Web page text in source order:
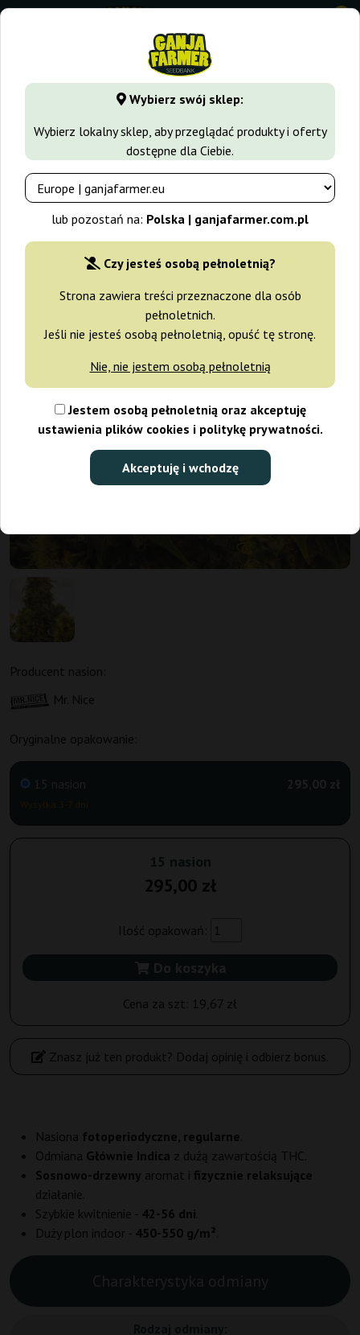
⭐ -40% Odmiany szybko rosnące ⭐
⏰ 2 dni 06:48:08
Wybierz swój sklep:
Wybierz lokalny sklep, aby przeglądać produkty i oferty
dostępne dla Ciebie.
lub pozostań na: Polska | ganjafarmer.com.pl
Czy jesteś osobą pełnoletnią?
Strona zawiera treści przeznaczone dla osób
pełnoletnich.
Jeśli nie jesteś osobą pełnoletnią, opuść tę stronę.
Nie, nie jestem osobą pełnoletnią
Jestem osobą pełnoletnią oraz akceptuję
ustawienia plików cookies i politykę prywatności.
Akceptuję i wchodzę
0
GanjaFarmer.com.pl Odmiany Marihuany Skunk Critical
Critical Skunk Regular Mr. Nice
Producent nasion:
Mr. Nice
Oryginalne opakowanie:
15 nasion
Wysyłka 3-7 dni
295,00 zł
15 nasion
295,00 zł
Ilość opakowań:
Do koszyka
Cena za szt: 19,67 zł
Znasz już ten produkt? Dodaj opinię i odbierz bonus.
Nasiona fotoperiodyczne, regularne
Odmiana Głównie Indica z dużą zawartością THC.
Sosnowo-drzewny aromat i fizycznie relaksujące
działanie.
Szybkie kwitnienie - 42-56 dni
Duży plon indoor - 450-550 g/m²
Charakterystyka odmiany